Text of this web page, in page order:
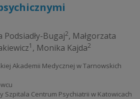
Podsiadły-Bugaj2, Małgorzata
1 , Monika Kajda2
Akademii Medycznej w Tarnowskich
Szpitala Centrum Psychiatrii w Katowicach